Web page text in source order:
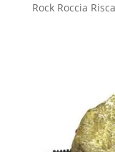
Rock Roccia